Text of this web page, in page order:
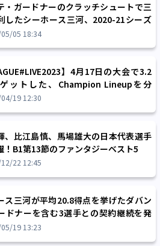
・ガードナーのクラッチシュートで三
したシーホース三河、2020-21シーズ
チャンピオンシップ進出決定
05 18:34
】4月17日の大会で3.2
ットした、Champion Lineupを分
19 12:30
、比江島慎、馬場雄大の日本代表選手
！B1第13節のファンタジーベスト5
22 12:45
ス三河が平均20.8得点を挙げたダバン
ドナーを含む3選手との契約継続を発
19 13:23